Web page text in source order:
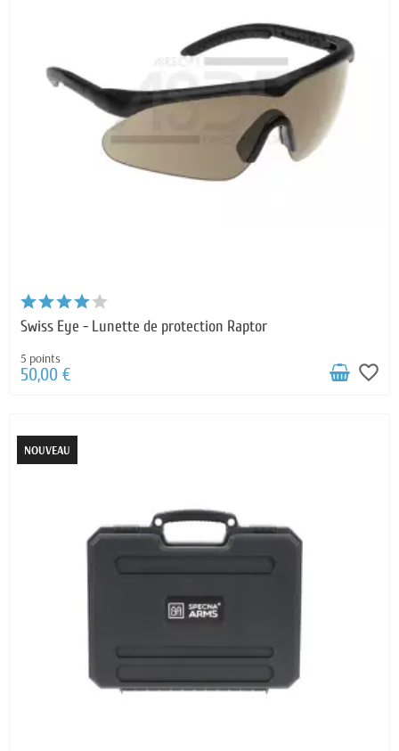
Swiss Eye - Lunette de protection Raptor
5 points
50,00 € favorite_border
NOUVEAU